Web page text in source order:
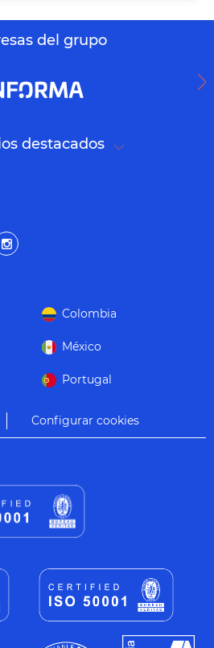
del grupo
destacados
Colombia
México
Portugal
Configurar cookies